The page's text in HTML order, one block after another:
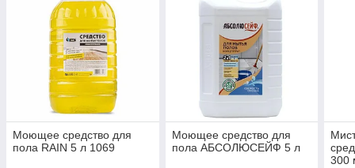
Моющее средство для
пола RAIN 5 л 1069
Моющее средство для
пола АБСОЛЮСЕЙФ 5 л
300